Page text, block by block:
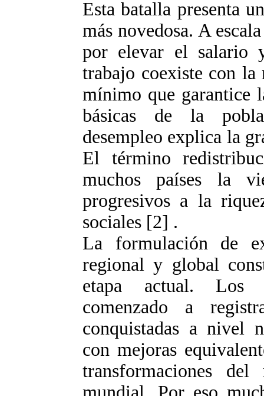
Esta batalla presenta
más novedosa. A
por elevar el salario
trabajo coexiste con la
mínimo que garantice
básicas de la
desempleo explica la
El término
muchos países la
progresivos a la
sociales [2] .
La formulación de
regional y global
etapa actual. Los
comenzado a
conquistadas a nivel
con mejoras
transformaciones